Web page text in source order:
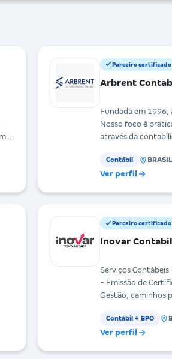
Parceiro certificado
Arbrent
Fundada em 1996,
Nosso foco é
através da
Contábil
Ver perfil
Parceiro certificado
Inovar
Serviços
- Emissão de Certificados
Gestão, caminhos
Contábil + BPO
Ver perfil